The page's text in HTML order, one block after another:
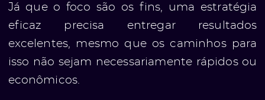
Já que o foco são os fins, uma estratégia
eficaz precisa entregar resultados
excelentes, mesmo que os caminhos para
isso não sejam necessariamente rápidos ou
econômicos.